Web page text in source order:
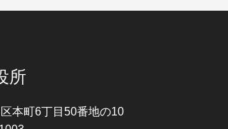
所
本町6丁目50番地の10